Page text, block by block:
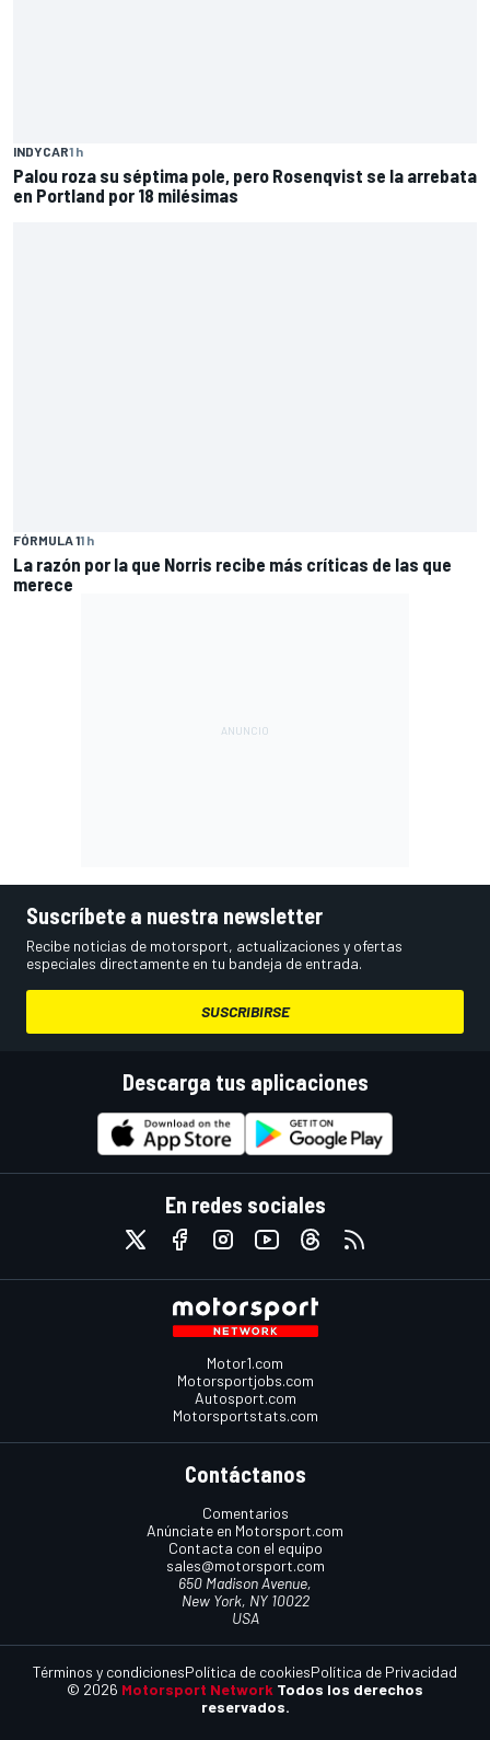
INDYCAR1 h
Palou roza su séptima pole, pero Rosenqvist se la arrebata
en Portland por 18 milésimas
FÓRMULA 11 h
La razón por la que Norris recibe más críticas de las que
merece
Suscríbete a nuestra newsletter
Recibe noticias de motorsport, actualizaciones y ofertas
especiales directamente en tu bandeja de entrada.
SUSCRIBIRSE
Descarga tus aplicaciones
En redes sociales
Motor1.com
Motorsportjobs.com
Autosport.com
Motorsportstats.com
Contáctanos
Comentarios
Anúnciate en Motorsport.com
Contacta con el equipo
sales@motorsport.com
650 Madison Avenue,
New York, NY 10022
USA
© 2026 Motorsport Network Todos los derechos
reservados.
Términos y condicionesPolítica de cookiesPolítica de Privacidad